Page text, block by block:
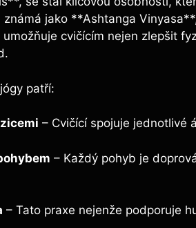
jako **Ashtanga
cvičícím nejen zlepšit
patří:
– Cvičící spojuje jednotlivé
– Každý pohyb je
– Tato praxe nejenže podporuje